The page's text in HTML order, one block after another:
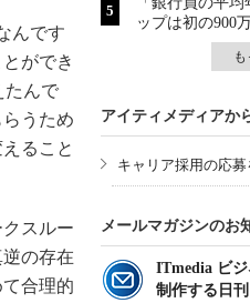
んです
ができ
たんで
うため
ること
スルー
の存在
合理的
ップは初の900
アイティメディアか
キャリア採用の応
メールマガジンのお
ITmedia ビ
制作する日